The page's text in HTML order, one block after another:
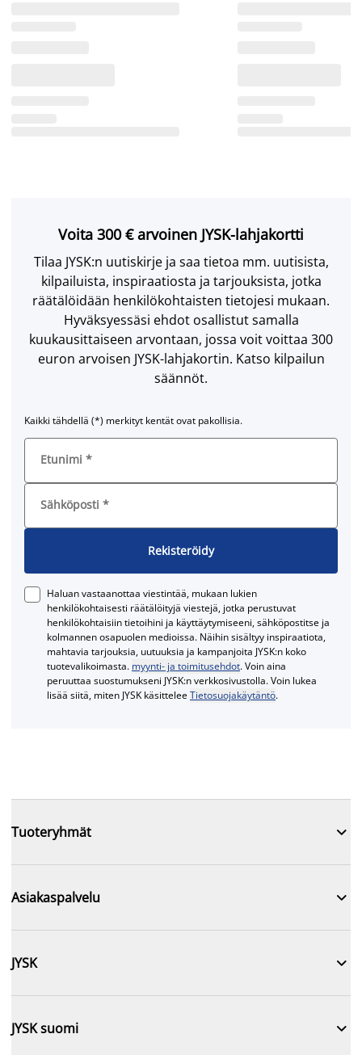
Voita 300 € arvoinen JYSK-lahjakortti
Tilaa JYSK:n uutiskirje ja saa tietoa mm. uutisista,
kilpailuista, inspiraatiosta ja tarjouksista, jotka
räätälöidään henkilökohtaisten tietojesi mukaan.
Hyväksyessäsi ehdot osallistut samalla
kuukausittaiseen arvontaan, jossa voit voittaa 300
euron arvoisen JYSK-lahjakortin. Katso kilpailun
säännöt.
Kaikki tähdellä (*) merkityt kentät ovat pakollisia.
Etunimi *
Sähköposti *
Rekisteröidy
Haluan vastaanottaa viestintää, mukaan lukien
henkilökohtaisesti räätälöityjä viestejä, jotka perustuvat
henkilökohtaisiin tietoihini ja käyttäytymiseeni, sähköpostitse ja
kolmannen osapuolen medioissa. Näihin sisältyy inspiraatiota,
mahtavia tarjouksia, uutuuksia ja kampanjoita JYSK:n koko
tuotevalikoimasta. myynti- ja toimitusehdot. Voin aina
peruuttaa suostumukseni JYSK:n verkkosivustolla. Voin lukea
lisää siitä, miten JYSK käsitteleeTietosuojakäytäntö.
Tuoteryhmät 
Asiakaspalvelu 
JYSK 
JYSK suomi 